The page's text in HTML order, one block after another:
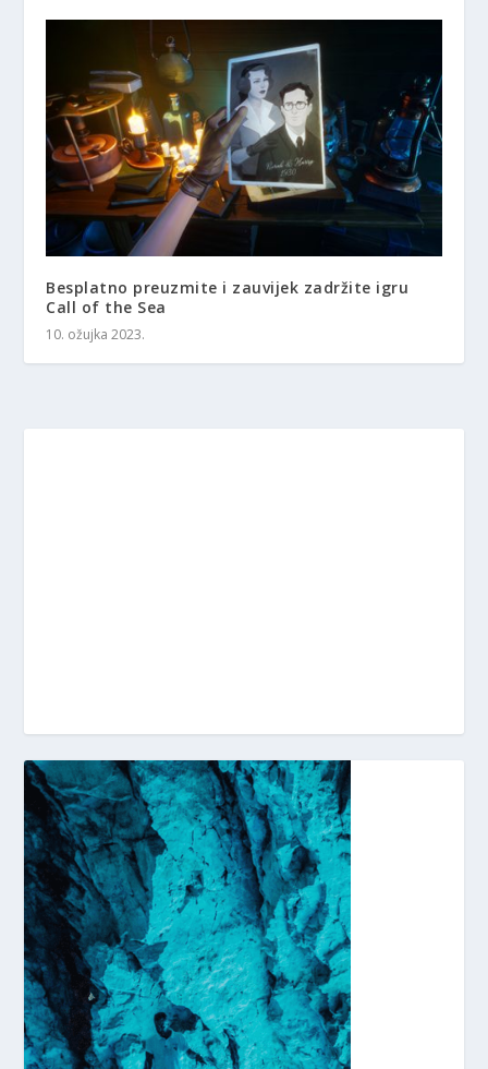
Besplatno preuzmite i zauvijek zadržite igru ​​
Call of the Sea
10. ožujka 2023.